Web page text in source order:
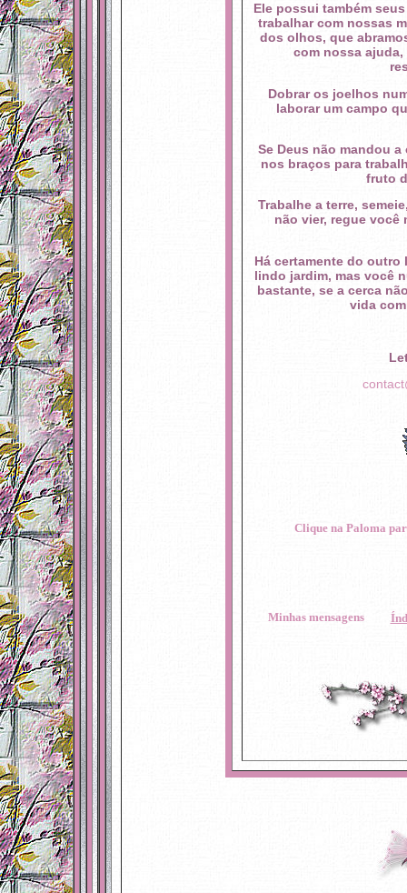
Ele possui também
trabalhar com nossas
dos olhos, que
com nossa
Dobrar os joelhos
laborar um campo
Se Deus não mandou
nos braços para
fruto
Trabalhe a terre,
não vier, regue você
Há certamente do outro
lindo jardim, mas você
bastante, se a cerca
vida
Clique na Paloma
Minhas mensagens